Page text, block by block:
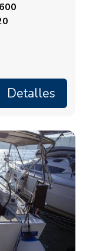
Detalles